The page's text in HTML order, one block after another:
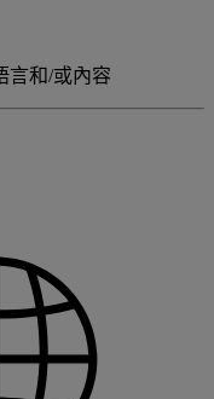
言和/或內容